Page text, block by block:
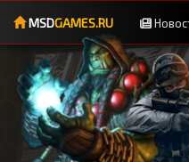
MSDGAMES.RU